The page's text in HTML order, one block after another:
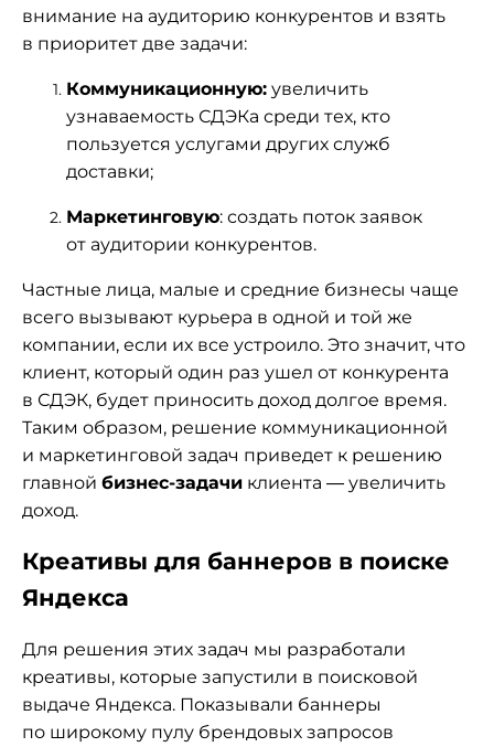
внимание на аудиторию конкурентов и взять
в приоритет две задачи:
Коммуникационную: увеличить
узнаваемость СДЭКа среди тех, кто
пользуется услугами других служб
доставки;
Маркетинговую: создать поток заявок
от аудитории конкурентов.
Частные лица, малые и средние бизнесы чаще
всего вызывают курьера в одной и той же
компании, если их все устроило. Это значит, что
клиент, который один раз ушел от конкурента
в СДЭК, будет приносить доход долгое время.
Таким образом, решение коммуникационной
и маркетинговой задач приведет к решению
главной бизнес-задачи клиента — увеличить
доход.
Креативы для баннеров в поиске
Яндекса
Для решения этих задач мы разработали
креативы, которые запустили в поисковой
выдаче Яндекса. Показывали баннеры
по широкому пулу брендовых запросов